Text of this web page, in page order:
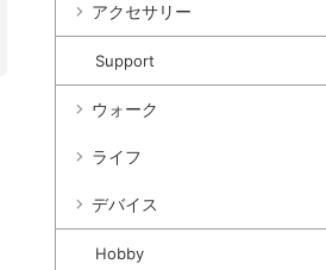
アクセサリー
Support
ウォーク
ライフ
デバイス
Hobby